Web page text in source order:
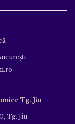
Tg. Jiu
Tg. Jiu